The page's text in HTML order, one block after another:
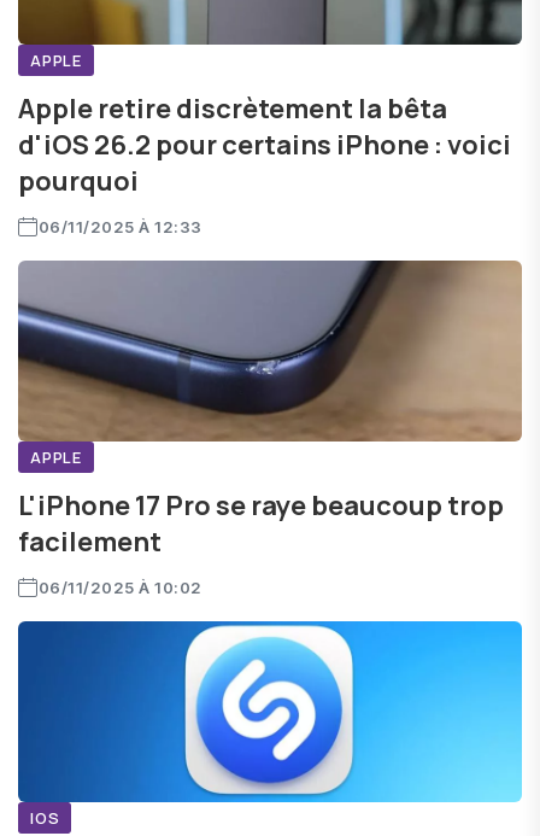
APPLE
Apple retire discrètement la bêta
d'iOS 26.2 pour certains iPhone : voici
pourquoi
06/11/2025 À 12:33
APPLE
L'iPhone 17 Pro se raye beaucoup trop
facilement
06/11/2025 À 10:02
IOS